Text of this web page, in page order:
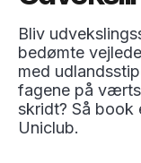
Bliv
bedømte
med
fagene på
skridt? Så book
Uniclub.